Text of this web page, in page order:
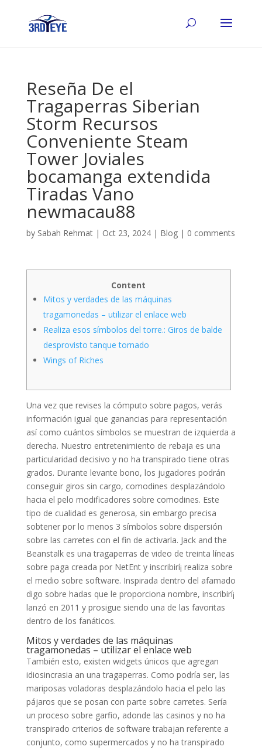
Reseña De el
Tragaperras Siberian
Storm Recursos
Conveniente Steam
Tower Joviales
bocamanga extendida
Tiradas Vano
newmacau88
by Sabah Rehmat| Oct 23, 2024| Blog| 0 comments
Content
Mitos y verdades de las máquinas
tragamonedas – utilizar el enlace web
Realiza esos símbolos del torre.: Giros de balde
desprovisto tanque tornado
Wings of Riches
Una vez que revises la cómputo sobre pagos, verás
información igual que ganancias para representación
así­ como cuántos símbolos se muestran de izquierda a
derecha. Nuestro entretenimiento de rebaja es una
particularidad decisivo y no ha transpirado tiene otras
grados. Durante levante bono, los jugadores podrán
conseguir giros sin cargo, comodines desplazándolo
hacia el pelo modificadores sobre comodines. Este
tipo de cualidad es generosa, sin embargo precisa
sobtener por lo menos 3 símbolos sobre dispersión
sobre las carretes con el fin de activarla. Jack and the
Beanstalk es una tragaperras de video de treinta líneas
sobre paga creada por NetEnt y inscribirí¡ realiza sobre
el medio sobre software. Inspirada dentro del afamado
digo sobre hadas que le proporciona nombre, inscribirí¡
lanzó en 2011 y prosigue siendo una de las favoritas
dentro de los fanáticos.
Mitos y verdades de las máquinas
tragamonedas – utilizar el enlace web
También esto, existen widgets únicos que agregan
idiosincrasia an una tragaperras. Como podrí­a ser, las
mariposas voladoras desplazándolo hacia el pelo las
pájaros que se posan con parte sobre carretes. Serí­a
un proceso sobre garfio, adonde las casinos y no ha
transpirado criterios de software trabajan referente a
conjunto, como supermercados y no ha transpirado